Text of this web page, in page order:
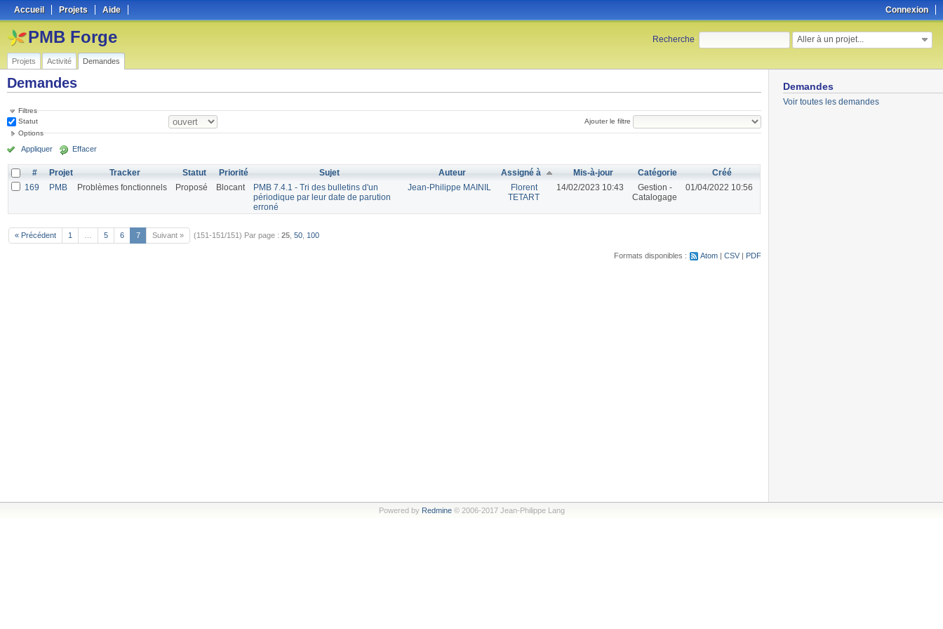
Connexion
Accueil Projets Aide
Recherche: Aller à un projet...
PMB Forge
Projets Activité Demandes
Demandes
Voir toutes les demandes
Demandes
Filtres
Statut
Ajouter le filtre
Options
Appliquer Effacer
# Projet Tracker Statut Priorité Sujet Auteur Assigné à Mis-à-jour Catégorie
Créé
169
PMB Problèmes fonctionnels Proposé Blocant
PMB 7.4.1 - Tri des bulletins d'un
périodique par leur date de parution
erroné
Jean-Philippe MAINIL
Florent
TETART
14/02/2023 10:43
Gestion -
Catalogage
01/04/2022 10:56
« Précédent 1 5 6 7 Suivant » (151-151/151) Par page : 25 50 100
Formats disponibles : Atom CSV PDF
Powered by Redmine© 2006-2017 Jean-Philippe Lang